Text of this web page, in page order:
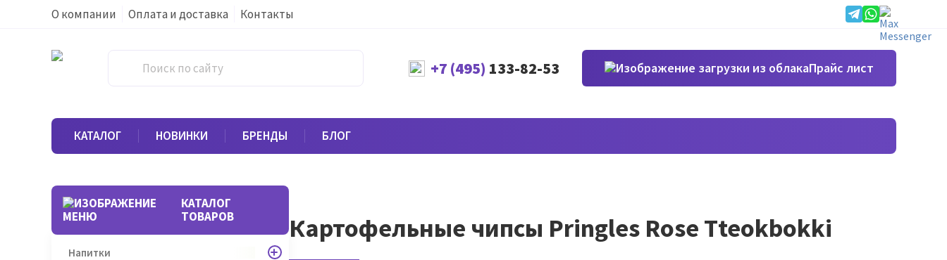
О компании Оплата и доставка Контакты
+7 (495) 133-82-53 Прайс лист
КАТАЛОГ НОВИНКИ БРЕНДЫ БЛОГ
КАТАЛОГ
ТОВАРОВ
Напитки
Картофельные чипсы Pringles Rose Tteokbokki